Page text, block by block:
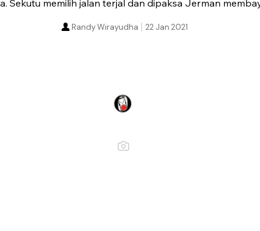
Sekutu memilih jalan terjal dan dipaksa Jerman
22 Jan 2021
Randy Wirayudha